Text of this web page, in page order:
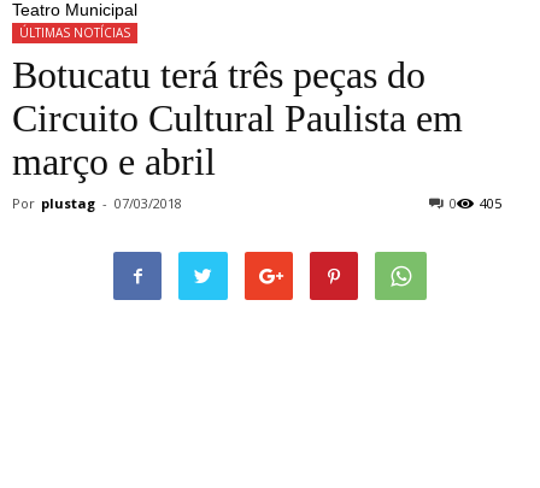
Teatro Municipal
ÚLTIMAS NOTÍCIAS
Botucatu terá três peças do
Circuito Cultural Paulista em
março e abril
Por plustag - 07/03/2018 405
0